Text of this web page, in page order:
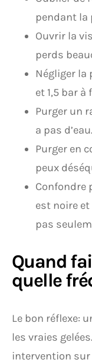
pendant la
Ouvrir la
perds
Négliger la
et 1,5 bar
Purger un
a pas d’eau.
Purger en
peux
Confondre
est noire
pas
Quand
quelle
Le bon réflexe:
les vraies
intervention